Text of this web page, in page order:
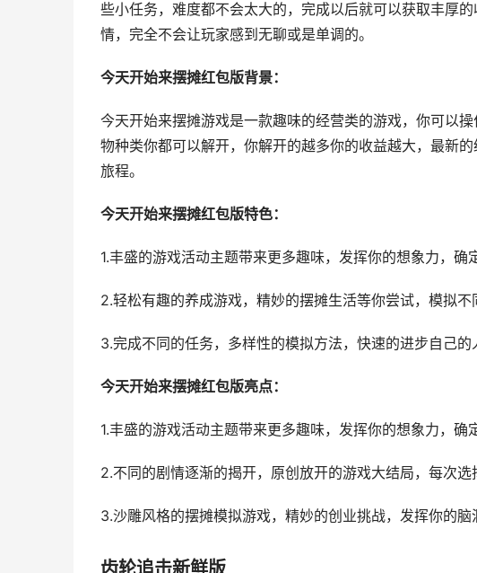
些小任务，难度都不会太大的，完成以后就可以获取丰厚
情，完全不会让玩家感到无聊或是单调的。
今天开始来摆摊红包版背景：
今天开始来摆摊游戏是一款趣味的经营类的游戏，你可以
物种类你都可以解开，你解开的越多你的收益越大，最新
旅程。
今天开始来摆摊红包版特色：
1.丰盛的游戏活动主题带来更多趣味，发挥你的想象力，确
2.轻松有趣的养成游戏，精妙的摆摊生活等你尝试，模拟不
3.完成不同的任务，多样性的模拟方法，快速的进步自己的
今天开始来摆摊红包版亮点：
1.丰盛的游戏活动主题带来更多趣味，发挥你的想象力，确
2.不同的剧情逐渐的揭开，原创放开的游戏大结局，每次
3.沙雕风格的摆摊模拟游戏，精妙的创业挑战，发挥你的脑
齿轮追击新鲜版